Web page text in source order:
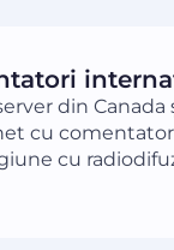
din
cu
cu